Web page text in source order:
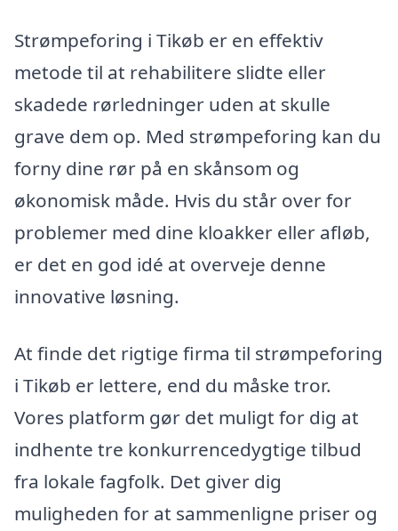
Strømpeforing i Tikøb er en effektiv
metode til at rehabilitere slidte eller
skadede rørledninger uden at skulle
grave dem op. Med strømpeforing kan du
forny dine rør på en skånsom og
økonomisk måde. Hvis du står over for
problemer med dine kloakker eller afløb,
er det en god idé at overveje denne
innovative løsning.
At finde det rigtige firma til strømpeforing
i Tikøb er lettere, end du måske tror.
Vores platform gør det muligt for dig at
indhente tre konkurrencedygtige tilbud
fra lokale fagfolk. Det giver dig
muligheden for at sammenligne priser og